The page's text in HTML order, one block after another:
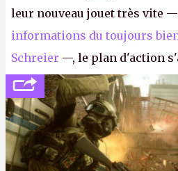
leur nouveau jouet très vite —
informations du toujours
Schreier —, le plan d'action
réductions de coûts
studios et licenciements
FCetBattlefield, puis virer le